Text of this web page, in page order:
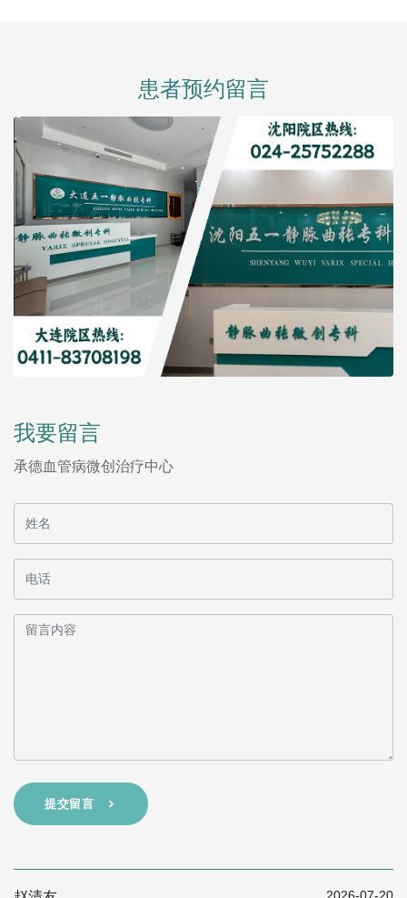
患者预约留言
我要留言
承德血管病微创治疗中心
提交留言